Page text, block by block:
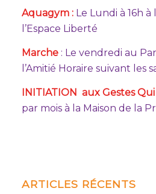
Aquagym : Le Lundi à 16h à
l’Espace Liberté
Marche: Le vendredi au
l’Amitié Horaire suivant les
INITIATION aux Gestes
par mois à la Maison de la
ARTICLES RÉCENTS